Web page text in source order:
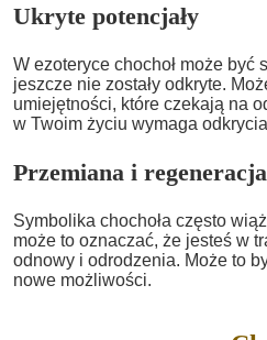
Ukryte potencjały
W ezoteryce chochoł może być
jeszcze nie zostały odkryte.
umiejętności, które czekają na
w Twoim życiu wymaga
Przemiana i regeneracja
Symbolika chochoła często
może to oznaczać, że jesteś w
odnowy i odrodzenia. Może to
nowe możliwości.